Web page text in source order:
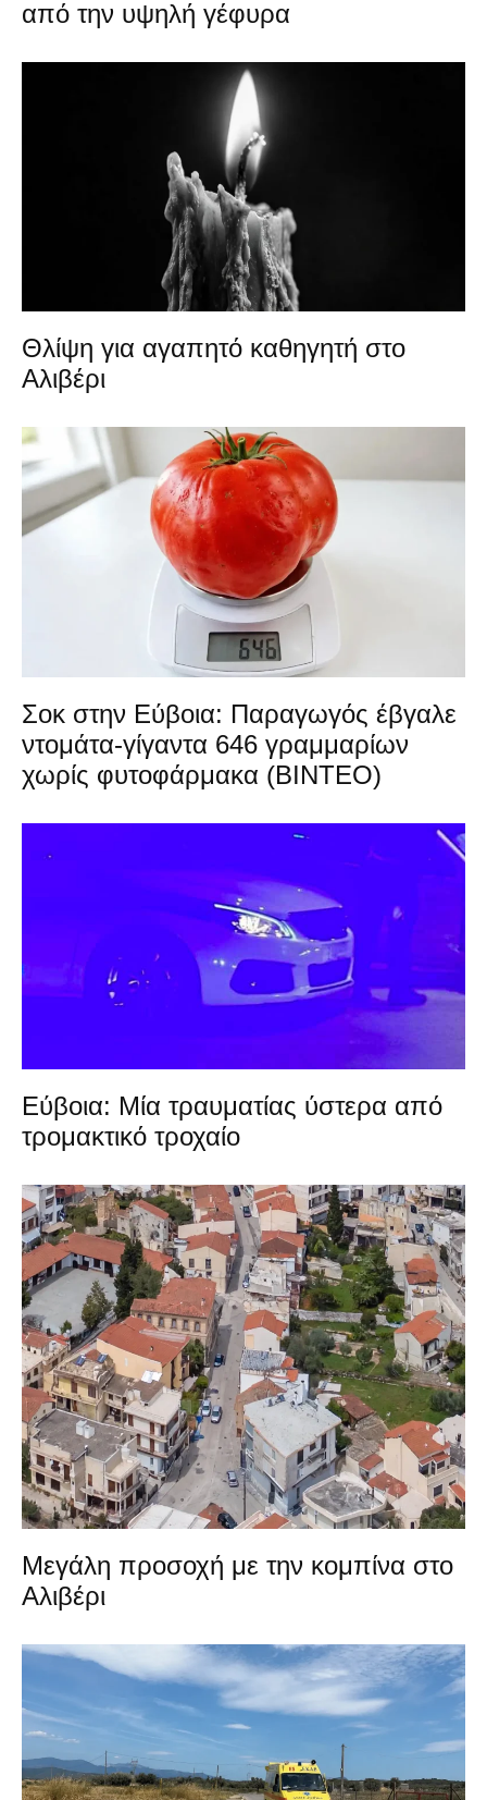
από την υψηλή γέφυρα
Θλίψη για αγαπητό καθηγητή στο
Αλιβέρι
Σοκ στην Εύβοια: Παραγωγός έβγαλε
ντομάτα-γίγαντα 646 γραμμαρίων
χωρίς φυτοφάρμακα (ΒΙΝΤΕΟ)
Εύβοια: Μία τραυματίας ύστερα από
τρομακτικό τροχαίο
Μεγάλη προσοχή με την κομπίνα στο
Αλιβέρι